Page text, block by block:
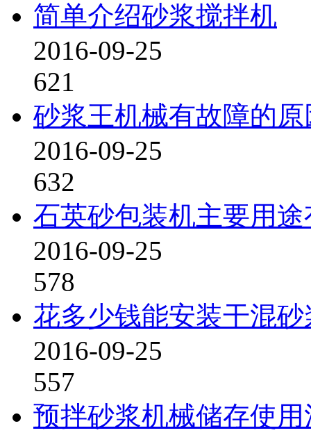
简单介绍砂浆搅拌机
2016-09-25
621
砂浆王机械有故障的原
2016-09-25
632
石英砂包装机主要用
2016-09-25
578
花多少钱能安装干混
2016-09-25
557
预拌砂浆机械储存使